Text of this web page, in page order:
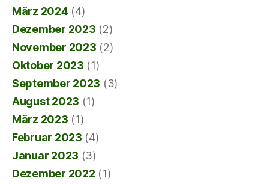
März 2024(4)
Dezember 2023 (2)
November 2023 (2)
Oktober 2023 (1)
September 2023 (3)
August 2023 (1)
März 2023 (1)
Februar 2023 (4)
Januar 2023 (3)
Dezember 2022 (1)